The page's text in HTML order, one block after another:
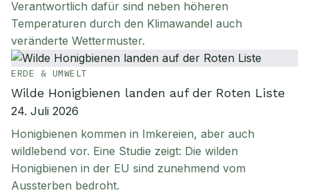
Verantwortlich dafür sind neben höheren
Temperaturen durch den Klimawandel auch
veränderte Wettermuster.
ERDE & UMWELT
Wilde Honigbienen landen auf der Roten Liste
24. Juli 2026
Honigbienen kommen in Imkereien, aber auch
wildlebend vor. Eine Studie zeigt: Die wilden
Honigbienen in der EU sind zunehmend vom
Aussterben bedroht.